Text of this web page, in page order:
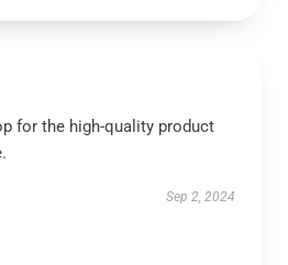
for the high-quality product
Sep 2, 2024